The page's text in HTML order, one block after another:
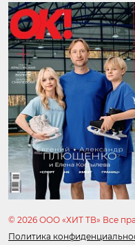
© 2026 ООО «ХИТ ТВ» Все
Политика